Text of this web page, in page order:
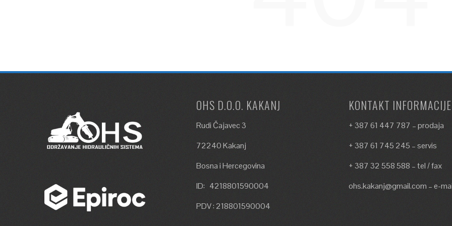
OHS D.O.O. KAKANJ
Rudi Čajavec 3
72240 Kakanj
Bosna i Hercegovina
ID: 4218801590004
PDV : 218801590004
KONTAKT INFORMACIJE
+ 387 61 447 787 – prodaja
+ 387 61 745 245 – servis
+ 387 32 558 588 – tel / fax
ohs.kakanj@gmail.com – e-